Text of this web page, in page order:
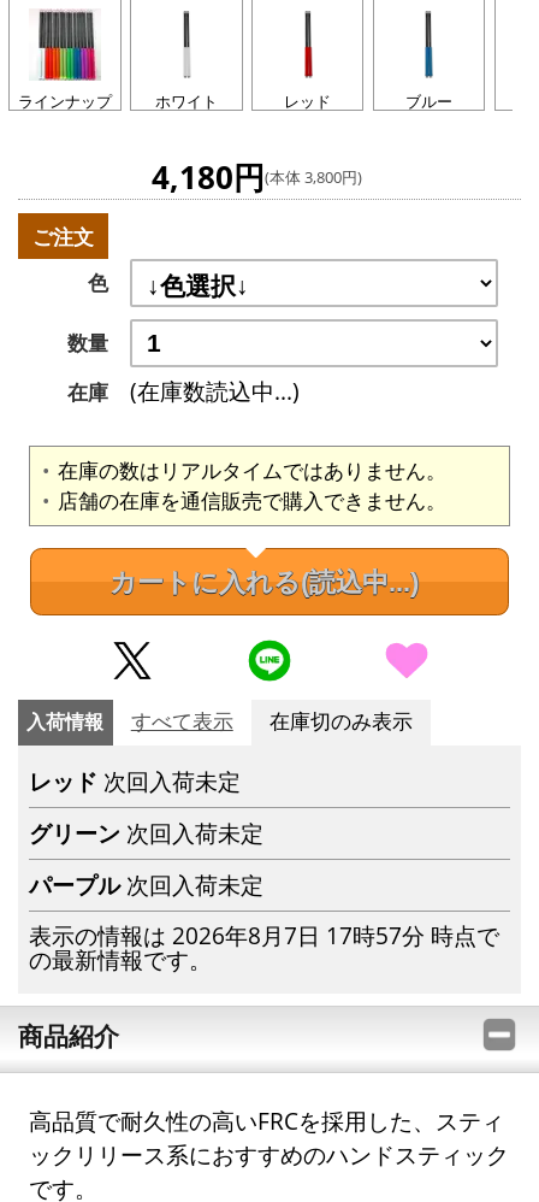
ラインナップ ホワイト レッド ブルー
4,180円(本体 3,800円)
ご注文
色
数量
在庫
(在庫数読込中...)
在庫の数はリアルタイムではありません。
店舗の在庫を通信販売で購入できません。
カートに入れる(読込中...)
入荷情報 すべて表示 在庫切のみ表示
レッド 次回入荷未定
グリーン 次回入荷未定
パープル 次回入荷未定
表示の情報は 2026年8月7日 17時57分 時点で
の最新情報です。
商品紹介
高品質で耐久性の高いFRCを採用した、スティ
ックリリース系におすすめのハンドスティック
です。